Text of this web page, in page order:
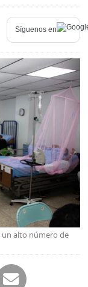
Síguenos en
un alto número de